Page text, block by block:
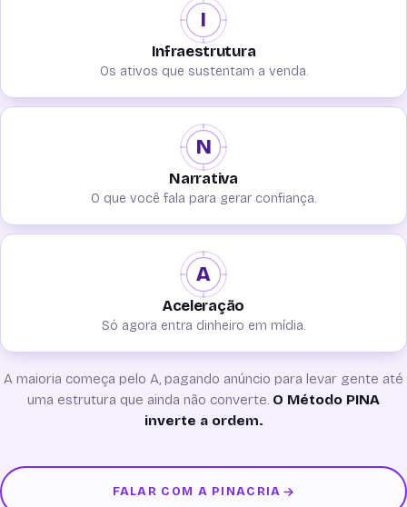
I
Infraestrutura
Os ativos que sustentam a venda.
N
Narrativa
O que você fala para gerar confiança.
A
Aceleração
Só agora entra dinheiro em mídia.
A maioria começa pelo A, pagando anúncio para levar gente até
uma estrutura que ainda não converte. O Método PINA
inverte a ordem.
FALAR COM A PINACRIA